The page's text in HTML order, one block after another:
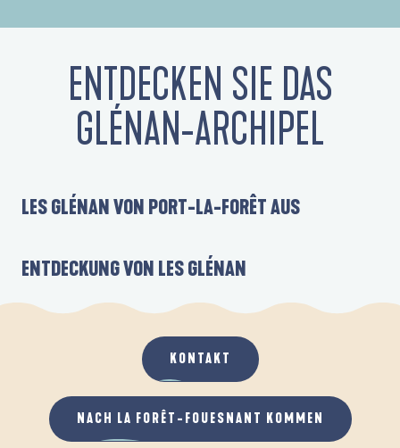
ENTDECKEN SIE DAS
GLÉNAN-ARCHIPEL
LES GLÉNAN VON PORT-LA-FORÊT AUS
ENTDECKUNG VON LES GLÉNAN
KONTAKT
NACH LA FORÊT-FOUESNANT KOMMEN